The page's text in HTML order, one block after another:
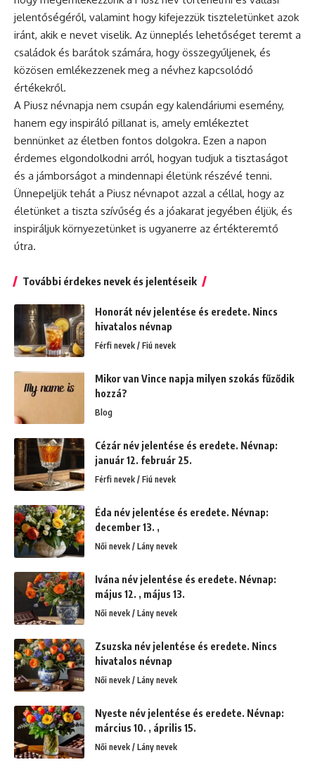
jelentőségéről, valamint hogy kifejezzük tiszteletünket azok
iránt, akik e nevet viselik. Az ünneplés lehetőséget teremt a
családok és barátok számára, hogy összegyűljenek, és
közösen emlékezzenek meg a névhez kapcsolódó
értékekről.
A Piusz névnapja nem csupán egy kalendáriumi esemény,
hanem egy inspiráló pillanat is, amely emlékeztet
bennünket az életben fontos dolgokra. Ezen a napon
érdemes elgondolkodni arról, hogyan tudjuk a tisztaságot
és a jámborságot a mindennapi életünk részévé tenni.
Ünnepeljük tehát a Piusz névnapot azzal a céllal, hogy az
életünket a tiszta szívűség és a jóakarat jegyében éljük, és
inspiráljuk környezetünket is ugyanerre az értékteremtő
útra.
További érdekes nevek és jelentéseik
Honorát név jelentése és eredete. Nincs
hivatalos névnap
Férfi nevek / Fiú nevek
Mikor van Vince napja milyen szokás fűződik
hozzá?
Blog
Cézár név jelentése és eredete. Névnap:
január 12. február 25.
Férfi nevek / Fiú nevek
Éda név jelentése és eredete. Névnap:
december 13. ,
Női nevek / Lány nevek
Ivána név jelentése és eredete. Névnap:
május 12. , május 13.
Női nevek / Lány nevek
Zsuzska név jelentése és eredete. Nincs
hivatalos névnap
Női nevek / Lány nevek
Nyeste név jelentése és eredete. Névnap:
március 10. , április 15.
Női nevek / Lány nevek